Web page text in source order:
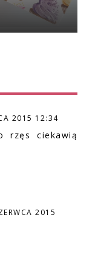
2015 12:34
rzęs ciekawią
2015